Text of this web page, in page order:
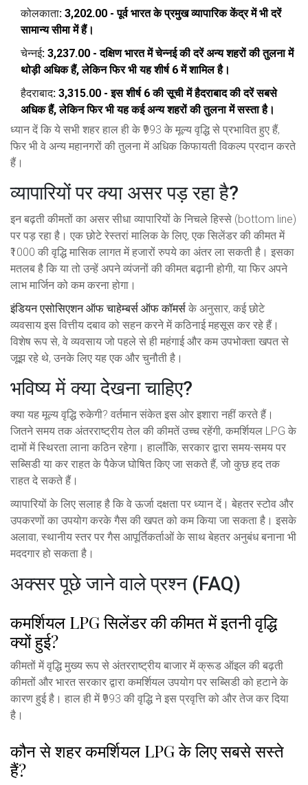
कोलकाता: ₹3,202.00 - पूर्व भारत के प्रमुख व्यापारिक केंद्र में भी दरें
सामान्य सीमा में हैं।
चेन्नई: ₹3,237.00 - दक्षिण भारत में चेन्नई की दरें अन्य शहरों की तुलना में
थोड़ी अधिक हैं, लेकिन फिर भी यह शीर्ष 6 में शामिल है।
हैदराबाद: ₹3,315.00 - इस शीर्ष 6 की सूची में हैदराबाद की दरें सबसे
अधिक हैं, लेकिन फिर भी यह कई अन्य शहरों की तुलना में सस्ता है।
ध्यान दें कि ये सभी शहर हाल ही के ₹993 के मूल्य वृद्धि से प्रभावित हुए हैं,
फिर भी वे अन्य महानगरों की तुलना में अधिक किफायती विकल्प प्रदान करते
हैं।
व्यापारियों पर क्या असर पड़ रहा है?
इन बढ़ती कीमतों का असर सीधा व्यापारियों के निचले हिस्से (bottom line)
पर पड़ रहा है। एक छोटे रेस्तरां मालिक के लिए, एक सिलेंडर की कीमत में
₹1000 की वृद्धि मासिक लागत में हजारों रुपये का अंतर ला सकती है। इसका
मतलब है कि या तो उन्हें अपने व्यंजनों की कीमत बढ़ानी होगी, या फिर अपने
लाभ मार्जिन को कम करना होगा।
इंडियन एसोसिएशन ऑफ चाहेम्बर्स ऑफ कॉमर्स के अनुसार, कई छोटे
व्यवसाय इस वित्तीय दबाव को सहन करने में कठिनाई महसूस कर रहे हैं।
विशेष रूप से, वे व्यवसाय जो पहले से ही महंगाई और कम उपभोक्ता खपत से
जूझ रहे थे, उनके लिए यह एक और चुनौती है।
भविष्य में क्या देखना चाहिए?
क्या यह मूल्य वृद्धि रुकेगी? वर्तमान संकेत इस ओर इशारा नहीं करते हैं।
जितने समय तक अंतरराष्ट्रीय तेल की कीमतें उच्च रहेंगी, कमर्शियल LPG के
दामों में स्थिरता लाना कठिन रहेगा। हालाँकि, सरकार द्वारा समय-समय पर
सब्सिडी या कर राहत के पैकेज घोषित किए जा सकते हैं, जो कुछ हद तक
राहत दे सकते हैं।
व्यापारियों के लिए सलाह है कि वे ऊर्जा दक्षता पर ध्यान दें। बेहतर स्टोव और
उपकरणों का उपयोग करके गैस की खपत को कम किया जा सकता है। इसके
अलावा, स्थानीय स्तर पर गैस आपूर्तिकर्ताओं के साथ बेहतर अनुबंध बनाना भी
मददगार हो सकता है।
अक्सर पूछे जाने वाले प्रश्न (FAQ)
कमर्शियल LPG सिलेंडर की कीमत में इतनी वृद्धि
क्यों हुई?
कीमतों में वृद्धि मुख्य रूप से अंतरराष्ट्रीय बाजार में क्रूड ऑइल की बढ़ती
कीमतों और भारत सरकार द्वारा कमर्शियल उपयोग पर सब्सिडी को हटाने के
कारण हुई है। हाल ही में ₹993 की वृद्धि ने इस प्रवृत्ति को और तेज कर दिया
है।
कौन से शहर कमर्शियल LPG के लिए सबसे सस्ते
हैं?